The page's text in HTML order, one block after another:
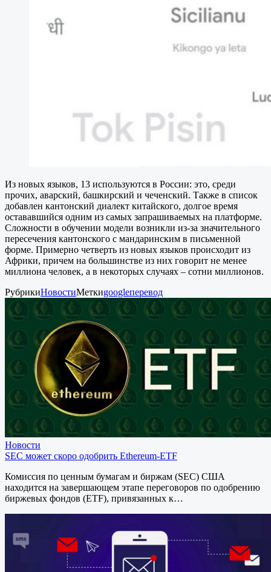
Из новых языков, 13 используются в России: это, среди
прочих, аварский, башкирский и чеченский. Также в список
добавлен кантонский диалект китайского, долгое время
остававшийся одним из самых запрашиваемых на платформе.
Сложности в обучении модели возникли из-за значительного
пересечения кантонского с мандаринским в письменной
форме. Примерно четверть из новых языков происходит из
Африки, причем на большинстве из них говорит не менее
миллиона человек, а в некоторых случаях – сотни миллионов.
РубрикиНовостиМеткиgoogleперевод
Новости
SEC может скоро одобрить Ethereum-ETF
Комиссия по ценным бумагам и биржам (SEC) США
находится на завершающем этапе переговоров по одобрению
биржевых фондов (ETF), привязанных к…